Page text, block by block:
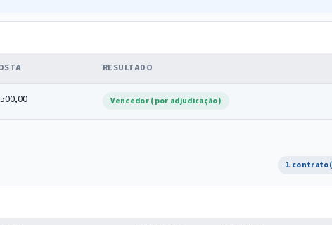
RESULTADO
Vencedor (por adjudicação)
1